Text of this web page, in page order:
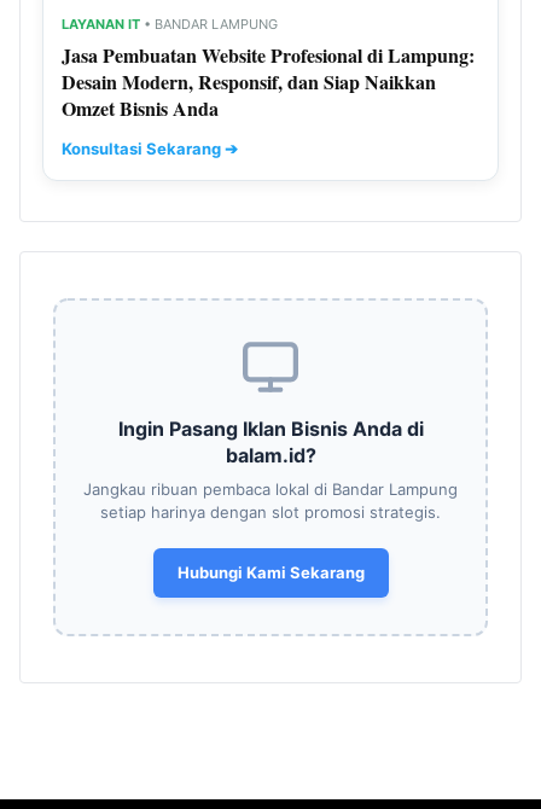
LAYANAN IT • BANDAR LAMPUNG
Jasa Pembuatan Website Profesional di Lampung:
Desain Modern, Responsif, dan Siap Naikkan
Omzet Bisnis Anda
Konsultasi Sekarang ➔
Ingin Pasang Iklan Bisnis Anda di
balam.id?
Jangkau ribuan pembaca lokal di Bandar Lampung
setiap harinya dengan slot promosi strategis.
Hubungi Kami Sekarang